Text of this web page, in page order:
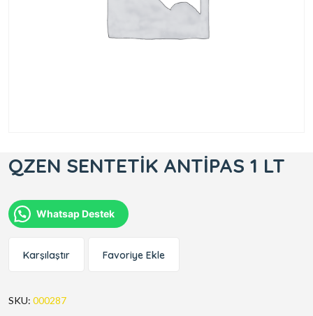
QZEN SENTETİK ANTİPAS 1 LT
Whatsap Destek
Karşılaştır Favoriye Ekle
SKU: 000287